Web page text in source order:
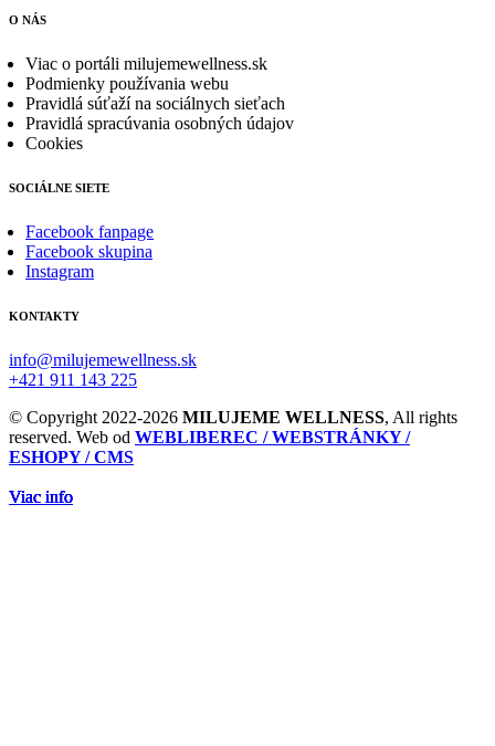
Viac info
Viac info
Viac info
Viac info
Viac info
Viac info
O NÁS
Viac o portáli milujemewellness.sk
Podmienky používania webu
Pravidlá súťaží na sociálnych sieťach
Pravidlá spracúvania osobných údajov
Cookies
SOCIÁLNE SIETE
Facebook fanpage
Facebook skupina
Instagram
KONTAKTY
info@milujemewellness.sk
+421 911 143 225
© Copyright 2022-2026 MILUJEME WELLNESS, All rights
reserved. Web od WEBLIBEREC / WEBSTRÁNKY /
ESHOPY / CMS